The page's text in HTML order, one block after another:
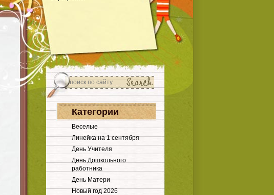
Категории
Веселые
Линейка на 1 сентября
День Учителя
День Дошкольного
работника
День Матери
Новый год 2026